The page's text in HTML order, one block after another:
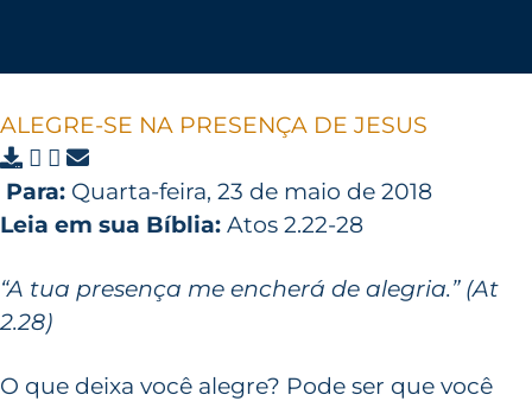
ALEGRE-SE NA PRESENÇA DE JESUS
Para: Quarta-feira, 23 de maio de 2018
Leia em sua Bíblia: Atos 2.22-28
“A tua presença me encherá de alegria.” (At
2.28)
O que deixa você alegre? Pode ser que você